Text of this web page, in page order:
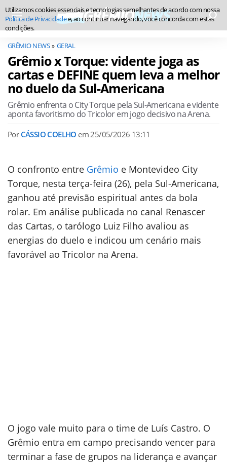
GRÊMIO NEWS GERAL
Grêmio x Torque: vidente joga as
cartas e DEFINE quem leva a melhor
no duelo da Sul-Americana
Grêmio enfrenta o City Torque pela Sul-Americana e vidente
aponta favoritismo do Tricolor em jogo decisivo na Arena.
Por CÁSSIO COELHO em25/05/2026 13:11
O confronto entre Grêmio e Montevideo City
Torque, nesta terça-feira (26), pela Sul-Americana,
ganhou até previsão espiritual antes da bola
rolar. Em análise publicada no canal Renascer
das Cartas, o tarólogo Luiz Filho avaliou as
energias do duelo e indicou um cenário mais
favorável ao Tricolor na Arena.
O jogo vale muito para o time de Luís Castro. O
Grêmio entra em campo precisando vencer para
terminar a fase de grupos na liderança e avançar
Utilizamos cookies essenciais e tecnologias semelhantes de acordo com nossa
Política de Privacidadee, ao continuar navegando, você concorda com estas
condições.